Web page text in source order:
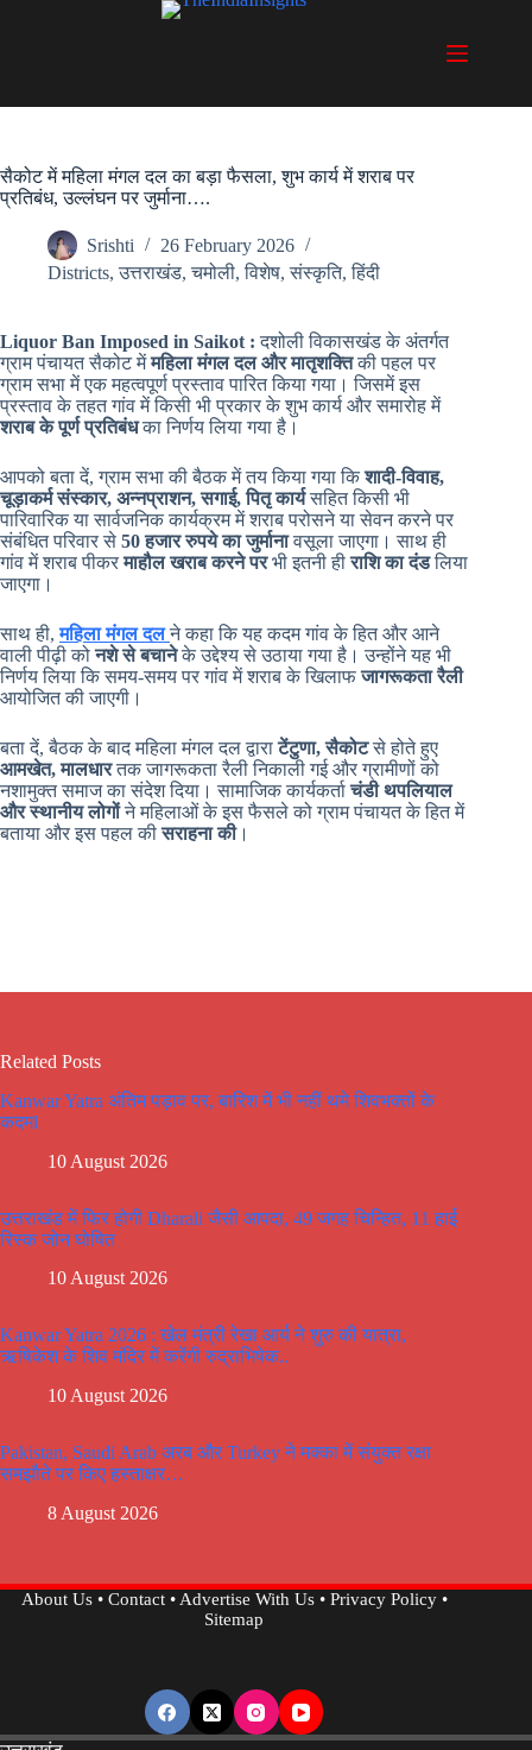
सैकोट में महिला मंगल दल का बड़ा फैसला, शुभ कार्य में शराब पर
प्रतिबंध, उल्लंघन पर जुर्माना….
Srishti
26 February 2026
Districts,उत्तराखंड,चमोली,विशेष,संस्कृति,हिंदी
Liquor Ban Imposed in Saikot :दशोली विकासखंड के अंतर्गत
ग्राम पंचायत सैकोट मेंमहिला मंगल दल और मातृशक्तिकी पहल पर
ग्राम सभा में एक महत्वपूर्ण प्रस्ताव पारित किया गया। जिसमें इस
प्रस्ताव के तहत गांव में किसी भी प्रकार के शुभ कार्य और समारोह में
शराब के पूर्ण प्रतिबंधका निर्णय लिया गया है।
आपको बता दें, ग्राम सभा की बैठक में तय किया गया किशादी-विवाह,
चूड़ाकर्म संस्कार, अन्नप्राशन, सगाई, पितृ कार्यसहित किसी भी
पारिवारिक या सार्वजनिक कार्यक्रम में शराब परोसने या सेवन करने पर
संबंधित परिवार से 50 हजार रुपये का जुर्मानावसूला जाएगा। साथ ही
गांव में शराब पीकरमाहौल खराब करने परभी इतनी हीराशि का दंडलिया
जाएगा।
साथ ही,महिला मंगल दलने कहा कि यह कदम गांव के हित और आने
वाली पीढ़ी कोनशे से बचानेके उद्देश्य से उठाया गया है। उन्होंने यह भी
निर्णय लिया कि समय-समय पर गांव में शराब के खिलाफजागरूकता रैली
आयोजित की जाएगी।
बता दें, बैठक के बाद महिला मंगल दल द्वाराटेंटुणा, सैकोटसे होते हुए
आमखेत, मालधारतक जागरूकता रैली निकाली गई और ग्रामीणों को
नशामुक्त समाज का संदेश दिया। सामाजिक कार्यकर्ताचंडी थपलियाल
और स्थानीय लोगोंने महिलाओं के इस फैसले को ग्राम पंचायत के हित में
बताया और इस पहल कीसराहना की।
Related Posts
Kanwar Yatra अंतिम पड़ाव पर, बारिश में भी नहीं थमे शिवभक्तों के
कदमl
10 August 2026
उत्तराखंड में फिर होगी Dharali जैसी आपदा, 49 जगह चिन्हित, 11 हाई
रिस्क जोन घोषित
10 August 2026
Kanwar Yatra 2026 : खेल मंत्री रेखा आर्य ने शुरु की यात्रा,
ऋषिकेश के शिव मंदिर में करेंगी रुद्राभिषेक..
10 August 2026
Pakistan, Saudi Arab अरब और Turkey ने मक्का में संयुक्त रक्षा
समझौते पर किए हस्ताक्षर…
8 August 2026
About Us• Contact•Advertise With Us• Privacy Policy•
Sitemap